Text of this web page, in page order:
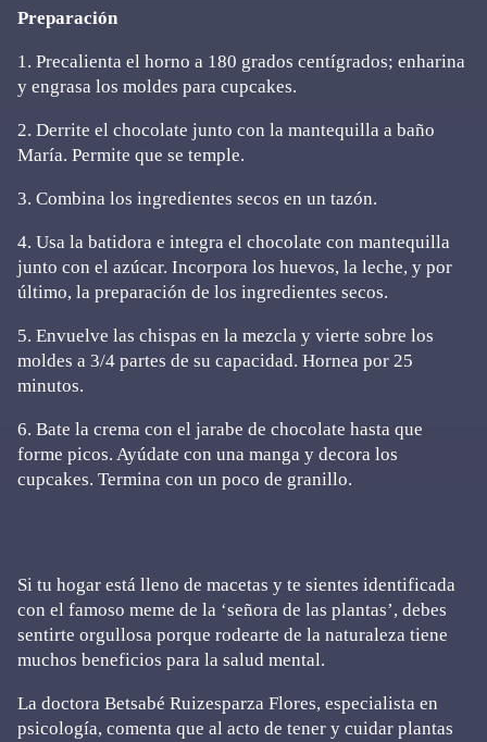
Preparación
1. Precalienta el horno a 180 grados centígrados; enharina
y engrasa los moldes para cupcakes.
2. Derrite el chocolate junto con la mantequilla a baño
María. Permite que se temple.
3. Combina los ingredientes secos en un tazón.
4. Usa la batidora e integra el chocolate con mantequilla
junto con el azúcar. Incorpora los huevos, la leche, y por
último, la preparación de los ingredientes secos.
5. Envuelve las chispas en la mezcla y vierte sobre los
moldes a 3/4 partes de su capacidad. Hornea por 25
minutos.
6. Bate la crema con el jarabe de chocolate hasta que
forme picos. Ayúdate con una manga y decora los
cupcakes. Termina con un poco de granillo.
Si tu hogar está lleno de macetas y te sientes identificada
con el famoso meme de la ‘señora de las plantas’, debes
sentirte orgullosa porque rodearte de la naturaleza tiene
muchos beneficios para la salud mental.
La doctora Betsabé Ruizesparza Flores, especialista en
psicología, comenta que al acto de tener y cuidar plantas